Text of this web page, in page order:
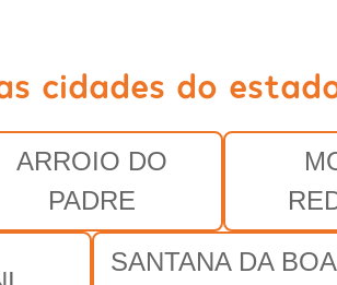
cidades do
ARROIO DO
PADRE
SANTANA DA BOA